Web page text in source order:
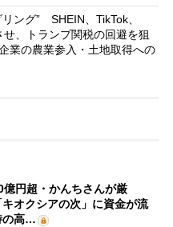
ング” SHEIN、TikTok、
、トランプ関税の回避を狙
業の農業参入・土地取得への
億円超・かんちさんが厳
オクシアの次」に資金が流
の高…